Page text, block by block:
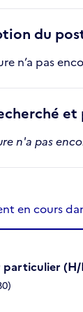
du
n’a pas
et
n'a pas
de
en cours
(H/